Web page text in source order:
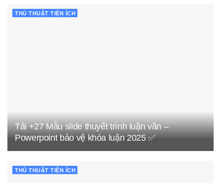
THỦ THUẬT TIỆN ÍCH
Tải +27 Mẫu slide thuyết trình luận văn –
Powerpoint bảo vệ khóa luận 2025 ✅
THỦ THUẬT TIỆN ÍCH